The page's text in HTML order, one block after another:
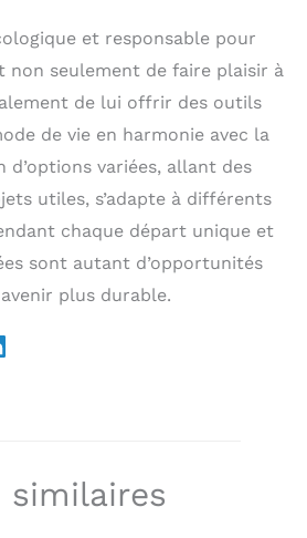
et responsable pour
non seulement de faire plaisir à
de lui offrir des outils
de vie en harmonie avec la
d’options variées, allant des
utiles, s’adapte à différents
chaque départ unique et
sont autant d’opportunités
plus durable.
similaires